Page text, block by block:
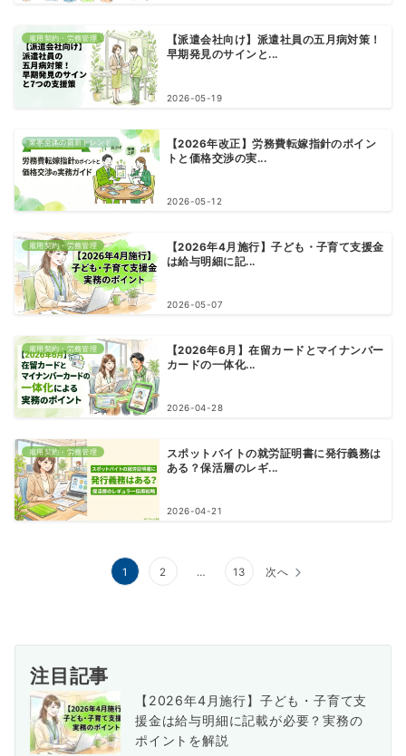
雇用契約・労務管理
【派遣会社向け】派遣社員の五月病対策！
早期発見のサインと...
2026-05-19
業界全体の最新トレンド
【2026年改正】労務費転嫁指針のポイン
トと価格交渉の実...
2026-05-12
雇用契約・労務管理
【2026年4月施行】子ども・子育て支援金
は給与明細に記...
2026-05-07
雇用契約・労務管理
【2026年6月】在留カードとマイナンバー
カードの一体化...
2026-04-28
雇用契約・労務管理
スポットバイトの就労証明書に発行義務は
ある？保活層のレギ...
2026-04-21
ペ
ー
ジ
1 2 … 13 次へ
注目記事
【2026年4月施行】子ども・子育て支
援金は給与明細に記載が必要？実務の
ポイントを解説